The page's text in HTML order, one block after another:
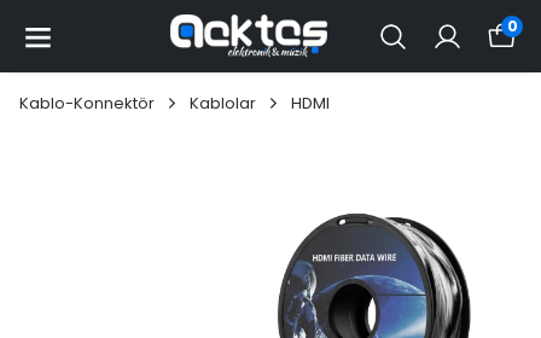
0
Kablo-Konnektör Kablolar HDMI